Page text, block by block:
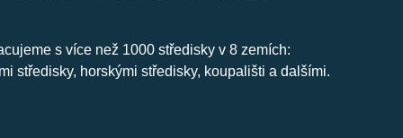
s více než 1000 středisky v 8 zemích:
středisky, horskými středisky, koupališti a dalšími.